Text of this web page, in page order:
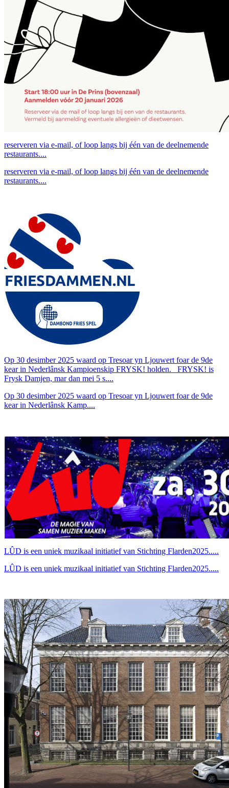
reserveren via e-mail, of loop langs bij één van de deelnemende
restaurants....
reserveren via e-mail, of loop langs bij één van de deelnemende
restaurants....
Op 30 desimber 2025 waard op Tresoar yn Ljouwert foar de 9de
kear in Nederlânsk Kampioenskip FRYSK! holden. FRYSK! is
Frysk Damjen, mar dan mei 5 s....
Op 30 desimber 2025 waard op Tresoar yn Ljouwert foar de 9de
kear in Nederlânsk Kamp....
LÛD is een uniek muzikaal initiatief van Stichting Flarden2025.....
LÛD is een uniek muzikaal initiatief van Stichting Flarden2025.....